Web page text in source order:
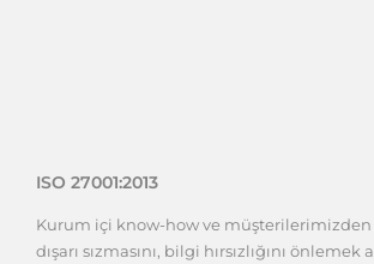
ISO 27001:2013
Kurum içi know-how ve
dışarı sızmasını, bilgi hırsızlığını önlemek